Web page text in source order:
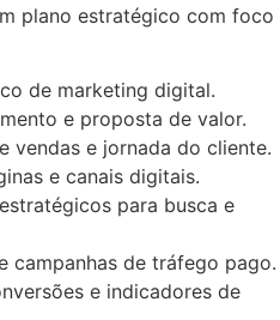
plano estratégico com foco
de marketing digital.
e proposta de valor.
vendas e jornada do cliente.
e canais digitais.
para busca e
campanhas de tráfego pago.
e indicadores de